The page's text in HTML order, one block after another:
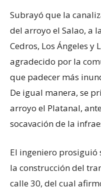
Subrayó que la
del arroyo el Salao, a
Cedros, Los Ángeles y
agradecido por la
que padecer más
De igual manera, se
arroyo el Platanal,
socavación de la
El ingeniero
la construcción del
calle 30, del cual